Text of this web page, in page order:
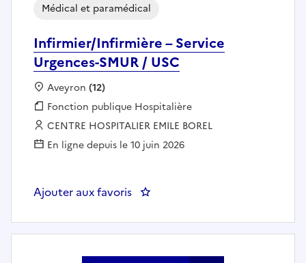
Infirmier/Infirmière – Service
Urgences-SMUR / USC
Médical et paramédical
Localisation :
Aveyron (12)
Fonction publique :
Fonction publique Hospitalière
Employeur :
CENTRE HOSPITALIER EMILE BOREL
En ligne depuis le 10 juin 2026
Ajouter aux favoris : Infirmier/Infirmière – Service